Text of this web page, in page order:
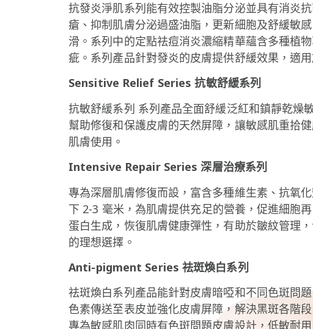
抗發炎淨肌系列能有效控製油脂分泌並具有消炎
瘡、抑制肌膚分泌過盛油脂，更新細胞及舒緩敏感
滑。 系列中的定點祛痘消炎濃縮精華蘊含多種植
疵。 系列產品針對發炎的皮膚提供舒緩效果，適
Sensitive Relief Series 抗敏舒緩系列
抗敏舒緩系列 系列產品全面舒緩泛紅和鎮靜乾燥
幫助修復和保護皮膚的天然屏障，讓敏感肌重拾
肌膚使用。
Intensive Repair Series 深層治療系列
專為深層肌膚修復而設，富含多種維生素、抗氧
下 2-3 毫米，為肌膚提供充足的營養，促進細胞
蛋白生成，恢復肌膚健康彈性，有助於皺紋管理
的理想選擇。
Anti-pigment Series 祛斑煥白系列
祛斑煥白系列產品能針對皮膚暗啞和不同色斑問
色素傳送至表皮並強化皮膚屏障，解決黑斑各階
專為敏感肌肉同時有色斑問題皮膚設計，低敏耐用